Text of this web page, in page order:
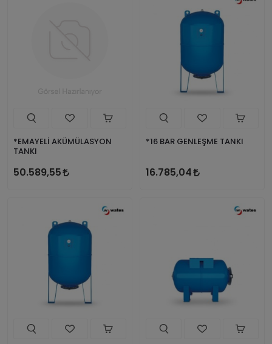
*EMAYELİ AKÜMÜLASYON
TANKI
50.589,55
*16 BAR GENLEŞME TANKI
16.785,04